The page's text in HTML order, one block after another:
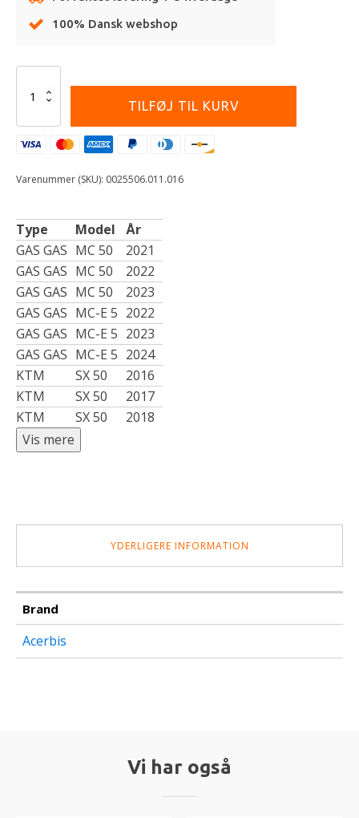
100% Dansk webshop
FULL
KIT
KTM
16/23
GASGAS
MC50
21/23
-
ORANGE
antal
TILFØJ TIL KURV
Varenummer (SKU): 0025506.011.016
Type Model
År
GAS GAS MC 50
2021
GAS GAS MC 50
2022
GAS GAS MC 50
2023
GAS GAS MC-E 5 2022
GAS GAS MC-E 5 2023
GAS GAS MC-E 5 2024
KTM
SX 50
2016
KTM
SX 50
2017
KTM
SX 50 2018
YDERLIGERE INFORMATION
Brand
Acerbis
Vi har også